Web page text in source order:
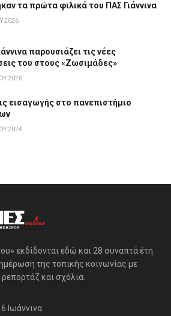
τα πρώτα φιλικά του ΠΑΣ Γιάννινα
2026
παρουσιάζει τις νέες
του στους «Ζωσιμάδες»
2026
εισαγωγής στο πανεπιστήμιο
2024
εκδίδονται εδώ και 28 συναπτά έτη
της τοπικής κοινωνίας με
και σχόλια.
Ιωάννινα